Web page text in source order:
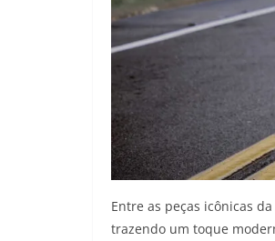
Entre as peças icônicas
trazendo um toque